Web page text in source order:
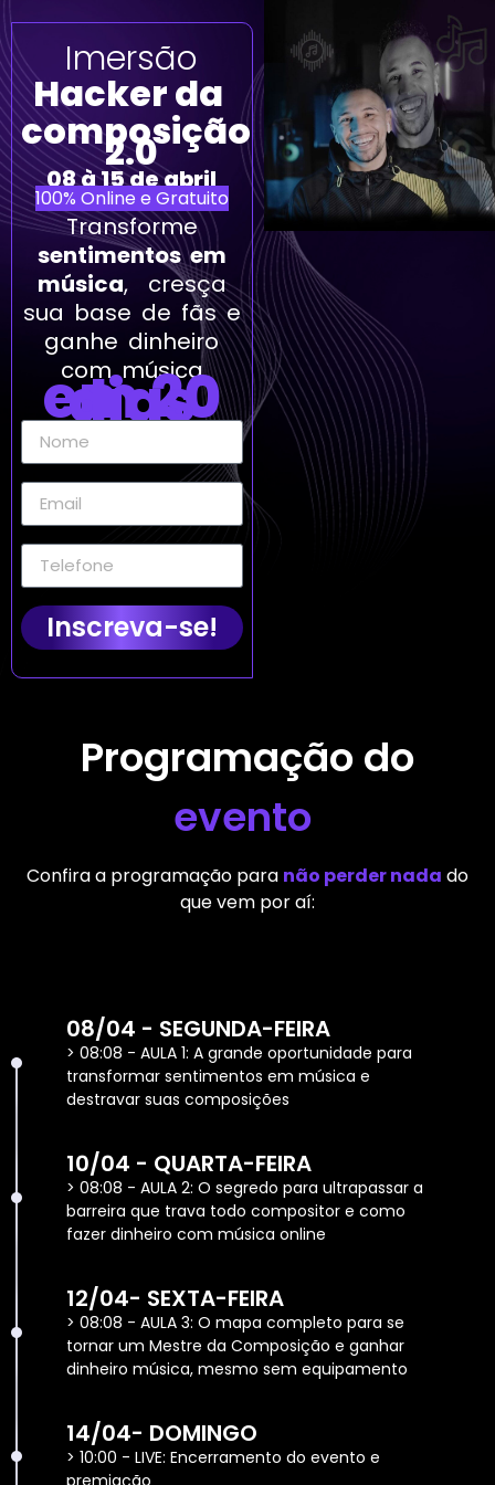
Imersão
Hacker da
composição
2.0
08 à 15 de abril
100% Online e Gratuito
Transforme
sentimentos em
música, cresça
sua base de fãs e
ganhe dinheiro
com música
em 20
dias
Inscreva-se!
Programação do
evento
Confira a programação para não perder nada do
que vem por aí:
08/04 - SEGUNDA-FEIRA
> 08:08 - AULA 1: A grande oportunidade para
transformar sentimentos em música e
destravar suas composições
10/04 - QUARTA-FEIRA
> 08:08 - AULA 2: O segredo para ultrapassar a
barreira que trava todo compositor e como
fazer dinheiro com música online
12/04- SEXTA-FEIRA
> 08:08 - AULA 3: O mapa completo para se
tornar um Mestre da Composição e ganhar
dinheiro música, mesmo sem equipamento
14/04- DOMINGO
> 10:00 - LIVE: Encerramento do evento e
premiação